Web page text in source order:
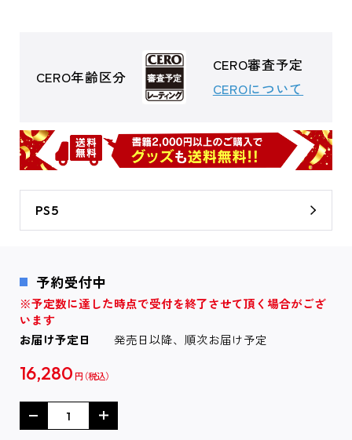
CERO年齢区分
CERO審査予定
CEROについて
PS5
予約受付中
※予定数に達した時点で受付を終了させて頂く場合がござ
います
お届け予定日
発売日以降、順次お届け予定
16,280 円